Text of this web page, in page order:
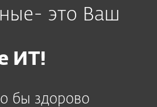
это Ваш
ИТ!
бы здорово